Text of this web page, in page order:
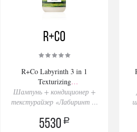
R+Co
R+Co Labyrinth 3 in 1
Texturizing
Shampoo+Conditioner+Styler
177ml
Шампунь + кондиционер +
текстурайзер «Лабиринт 3-
5530 a